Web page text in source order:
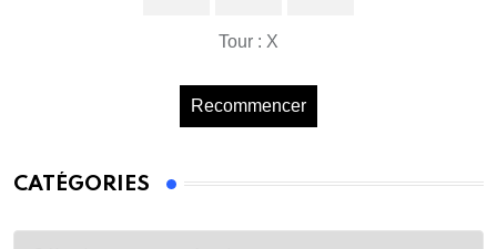
Tour : X
Recommencer
CATÉGORIES